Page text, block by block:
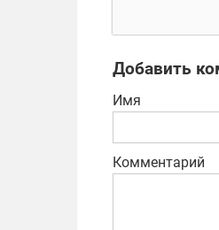
Добавить
Имя
Комментарий